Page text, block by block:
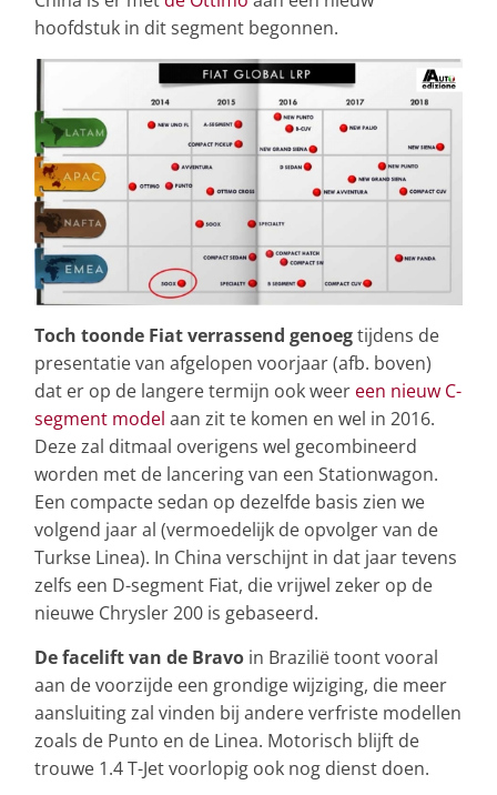
hoofdstuk in dit segment begonnen.
Toch toonde Fiat verrassend genoegtijdens de
presentatie van afgelopen voorjaar (afb. boven)
dat er op de langere termijn ook weer een nieuw C-
segment model aan zit te komen en wel in 2016.
Deze zal ditmaal overigens wel gecombineerd
worden met de lancering van een Stationwagon.
Een compacte sedan op dezelfde basis zien we
volgend jaar al (vermoedelijk de opvolger van de
Turkse Linea). In China verschijnt in dat jaar tevens
zelfs een D-segment Fiat, die vrijwel zeker op de
nieuwe Chrysler 200 is gebaseerd.
De facelift van de Bravo in Brazilië toont vooral
aan de voorzijde een grondige wijziging, die meer
aansluiting zal vinden bij andere verfriste modellen
zoals de Punto en de Linea. Motorisch blijft de
trouwe 1.4 T-Jet voorlopig ook nog dienst doen.